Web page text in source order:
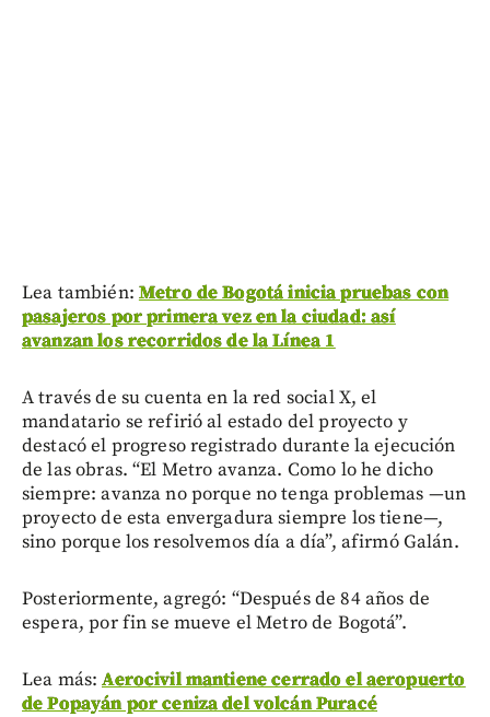
Lea también: Metro de Bogotá inicia pruebas con
pasajeros por primera vez en la ciudad: así
avanzan los recorridos de la Línea 1
A través de su cuenta en la red social X, el
mandatario se refirió al estado del proyecto y
destacó el progreso registrado durante la ejecución
de las obras. “El Metro avanza. Como lo he dicho
siempre: avanza no porque no tenga problemas —un
proyecto de esta envergadura siempre los tiene—,
sino porque los resolvemos día a día”, afirmó Galán.
Posteriormente, agregó: “Después de 84 años de
espera, por fin se mueve el Metro de Bogotá”.
Lea más:Aerocivil mantiene cerrado el aeropuerto
de Popayán por ceniza del volcán Puracé